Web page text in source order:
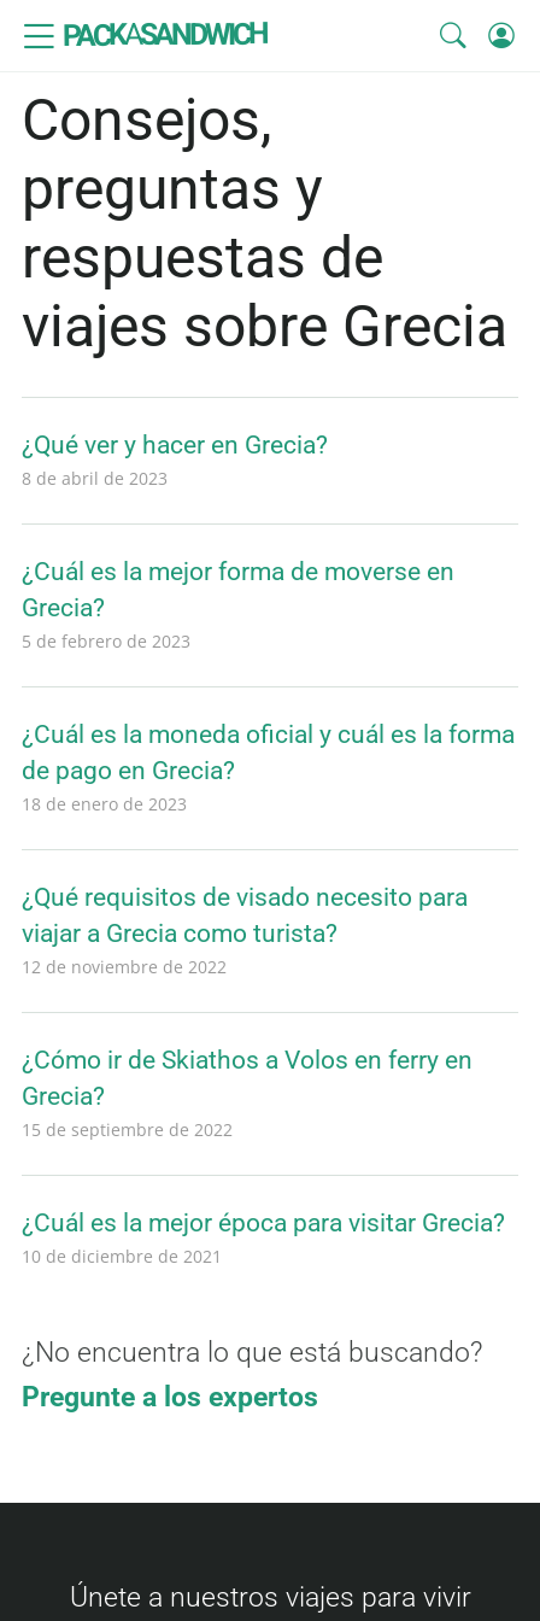
PACKASANDWICH
Consejos,
preguntas y
respuestas de
viajes sobre Grecia
¿Qué ver y hacer en Grecia?
8 de abril de 2023
¿Cuál es la mejor forma de moverse en
Grecia?
5 de febrero de 2023
¿Cuál es la moneda oficial y cuál es la forma
de pago en Grecia?
18 de enero de 2023
¿Qué requisitos de visado necesito para
viajar a Grecia como turista?
12 de noviembre de 2022
¿Cómo ir de Skiathos a Volos en ferry en
Grecia?
15 de septiembre de 2022
¿Cuál es la mejor época para visitar Grecia?
10 de diciembre de 2021
¿No encuentra lo que está buscando?
Pregunte a los expertos
Únete a nuestros viajes para vivir